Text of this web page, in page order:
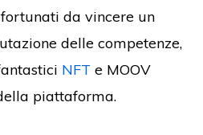
da vincere un
delle competenze,
NFT e MOOV
piattaforma.